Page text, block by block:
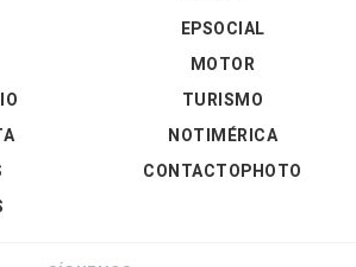
EPSOCIAL
MOTOR
TURISMO
NOTIMÉRICA
CONTACTOPHOTO